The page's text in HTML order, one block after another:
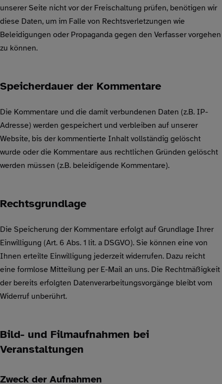
unserer Seite nicht vor der Freischaltung prüfen, benötigen wir
diese Daten, um im Falle von Rechtsverletzungen wie
Beleidigungen oder Propaganda gegen den Verfasser vorgehen
zu können.
Speicherdauer der Kommentare
Die Kommentare und die damit verbundenen Daten (z.B. IP-
Adresse) werden gespeichert und verbleiben auf unserer
Website, bis der kommentierte Inhalt vollständig gelöscht
wurde oder die Kommentare aus rechtlichen Gründen gelöscht
werden müssen (z.B. beleidigende Kommentare).
Rechtsgrundlage
Die Speicherung der Kommentare erfolgt auf Grundlage Ihrer
Einwilligung (Art. 6 Abs. 1 lit. a DSGVO). Sie können eine von
Ihnen erteilte Einwilligung jederzeit widerrufen. Dazu reicht
eine formlose Mitteilung per E-Mail an uns. Die Rechtmäßigkeit
der bereits erfolgten Datenverarbeitungsvorgänge bleibt vom
Widerruf unberührt.
Bild- und Filmaufnahmen bei
Veranstaltungen
Zweck der Aufnahmen